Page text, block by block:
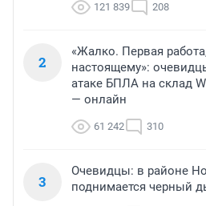
121 839 208
2
«Жалко. Первая
настоящему»:
атаке БПЛА на склад
— онлайн
61 242 310
3
Очевидцы: в районе
поднимается черный